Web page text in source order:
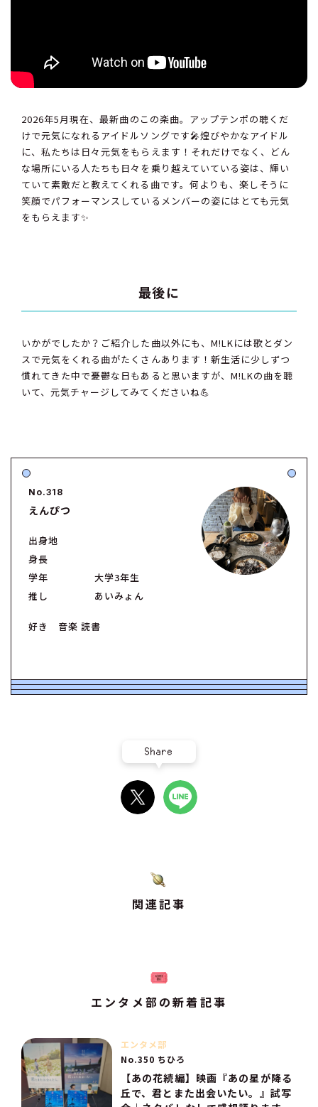
2026年5月現在、最新曲のこの楽曲。アップテンポの聴くだ
けで元気になれるアイドルソングです🎤煌びやかなアイドル
に、私たちは日々元気をもらえます！それだけでなく、どん
な場所にいる人たちも日々を乗り越えていている姿は、輝い
ていて素敵だと教えてくれる曲です。何よりも、楽しそうに
笑顔でパフォーマンスしているメンバーの姿にはとても元気
をもらえます✨
最後に
いかがでしたか？ご紹介した曲以外にも、M!LKには歌とダン
スで元気をくれる曲がたくさんあります！新生活に少しずつ
慣れてきた中で憂鬱な日もあると思いますが、M!LKの曲を聴
いて、元気チャージしてみてくださいね💪
No.318
えんぴつ
出身地
身長
学年
大学3年生
推し
あいみょん
好き 音楽 読書
Share
関連記事
エンタメ部の新着記事
エンタメ部
No.350 ちひろ
【あの花続編】映画『あの星が降る
丘で、君とまた出会いたい。』試写